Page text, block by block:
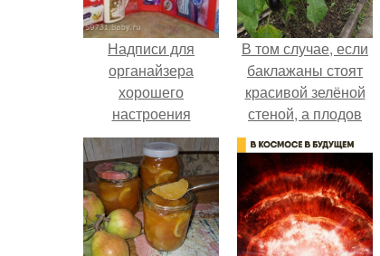
Надписи для
органайзера
хорошего
настроения
распечатать. Идеи
"Органайзеров
Хорошего
Настроения" с
примерами
подарочков.
В том случае, если
баклажаны стоят
красивой зелёной
стеной, а плодов
почти не видно -
радоваться тут
нечему.